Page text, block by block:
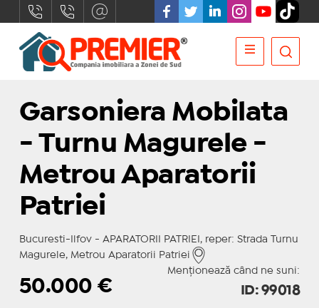
Garsoniera Mobilata
- Turnu Magurele -
Metrou Aparatorii
Patriei
Bucuresti-Ilfov - APARATORII PATRIEI, reper: Strada Turnu
Magurele, Metrou Aparatorii Patriei
Menționează când ne suni:
50.000€ ID: 99018